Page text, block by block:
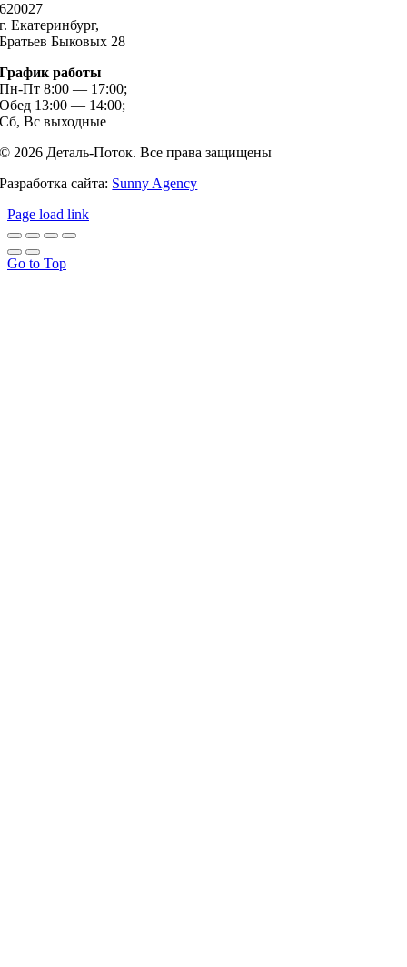
620027
г. Екатеринбург,
Братьев Быковых 28
График работы
Пн-Пт 8:00 — 17:00;
Обед 13:00 — 14:00;
Сб, Вс выходные
© 2026 Деталь-Поток. Все права защищены
Разработка сайта: Sunny Agency
Page load link
Go to Top